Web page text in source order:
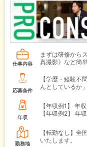
仕事内容
まずは研修から
真撮影》など簡
応募条件
【学歴・経験不
んとしているか
年収
【年収例1】
年
【年収例2】
年
勤務地
【転勤なし】全
いたします。